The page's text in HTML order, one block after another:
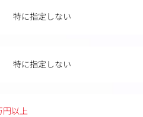
特に指定しない
特に指定しない
円以上